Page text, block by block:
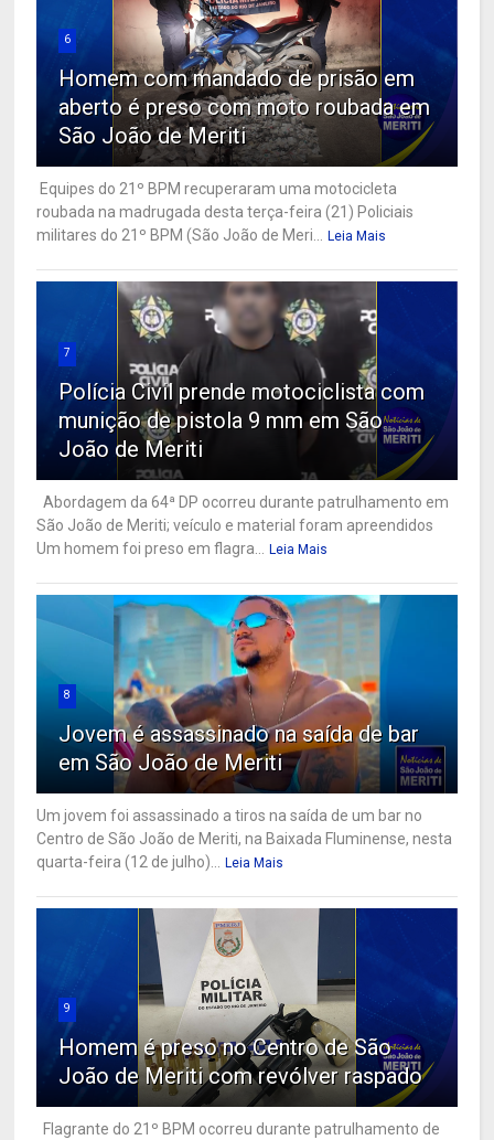
6
Homem com mandado de prisão em
aberto é preso com moto roubada em
São João de Meriti
Equipes do 21º BPM recuperaram uma motocicleta
roubada na madrugada desta terça-feira (21) Policiais
militares do 21º BPM (São João de Meri... Leia Mais
7
Polícia Civil prende motociclista com
munição de pistola 9 mm em São
João de Meriti
Abordagem da 64ª DP ocorreu durante patrulhamento em
São João de Meriti; veículo e material foram apreendidos
Um homem foi preso em flagra... Leia Mais
8
Jovem é assassinado na saída de bar
em São João de Meriti
Um jovem foi assassinado a tiros na saída de um bar no
Centro de São João de Meriti, na Baixada Fluminense, nesta
quarta-feira (12 de julho)... Leia Mais
9
Homem é preso no Centro de São
João de Meriti com revólver raspado
Flagrante do 21º BPM ocorreu durante patrulhamento de